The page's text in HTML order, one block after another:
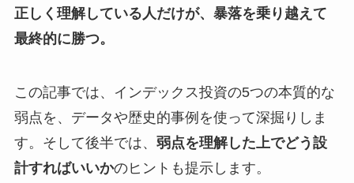
正しく理解している人だけが、暴落を乗り越えて
最終的に勝つ。
この記事では、インデックス投資の5つの本質的な
弱点を、データや歴史的事例を使って深掘りしま
す。そして後半では、 弱点を理解した上でどう設
計すればいいかのヒントも提示します。